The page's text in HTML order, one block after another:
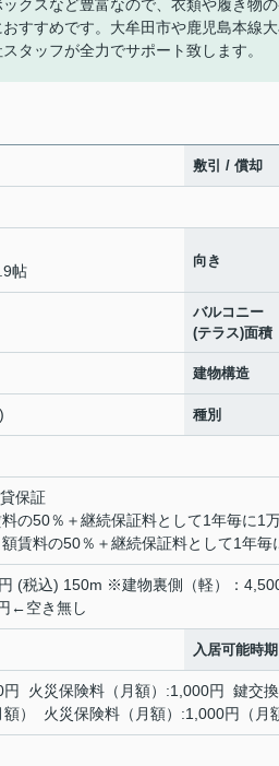
クスなど豊富なので、衣類や履き物
すすめです。大牟田市や鹿児島本線
タッフが全力でサポート致します。
敷引 / 償却
帖
向き
バルコニー
(テラス)面積
建物構造
種別
保証
料の50％＋継続保証料として1年毎に1
賃料の50％＋継続保証料として1年毎
円 (税込) 150m ※建物裏側（軽
←空き無し
入居可能時期
円 火災保険料（月額）:1,000円 鍵交
） 火災保険料（月額）:1,000円（月